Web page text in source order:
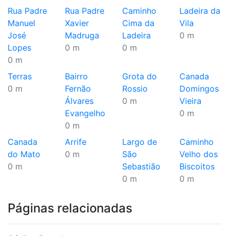
Rua Padre
Manuel
José
Lopes
0 m
Rua Padre
Xavier
Madruga
0 m
Caminho
Cima da
Ladeira
0 m
Ladeira da
Vila
0 m
Terras
0 m
Bairro
Fernão
Álvares
Evangelho
0 m
Grota do
Rossio
0 m
Canada
Domingos
Vieira
0 m
Canada
do Mato
0 m
Arrife
0 m
Largo de
São
Sebastião
0 m
Caminho
Velho dos
Biscoitos
0 m
Páginas relacionadas